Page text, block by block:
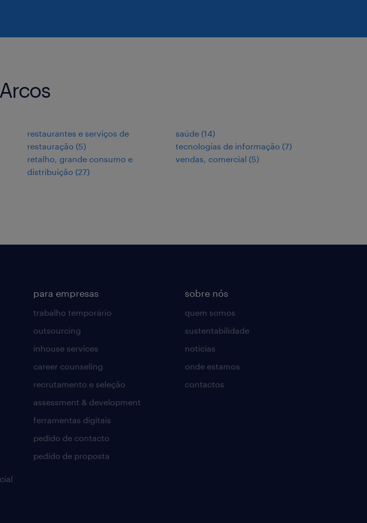
restaurantes e serviços de
restauração (5)
retalho, grande consumo e
distribuição (27)
saúde (14)
tecnologias de informação (7)
vendas, comercial (5)
para empresas
trabalho temporário
outsourcing
inhouse services
career counseling
recrutamento e seleção
assessment & development
ferramentas digitais
pedido de contacto
pedido de proposta
sobre nós
quem somos
sustentabilidade
notícias
onde estamos
contactos